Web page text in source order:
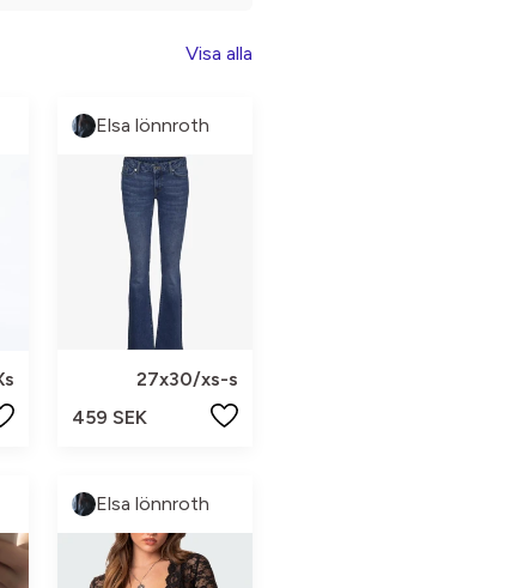
Visa alla
Elsa lönnroth
27x30/xs-s
459 SEK
Elsa lönnroth